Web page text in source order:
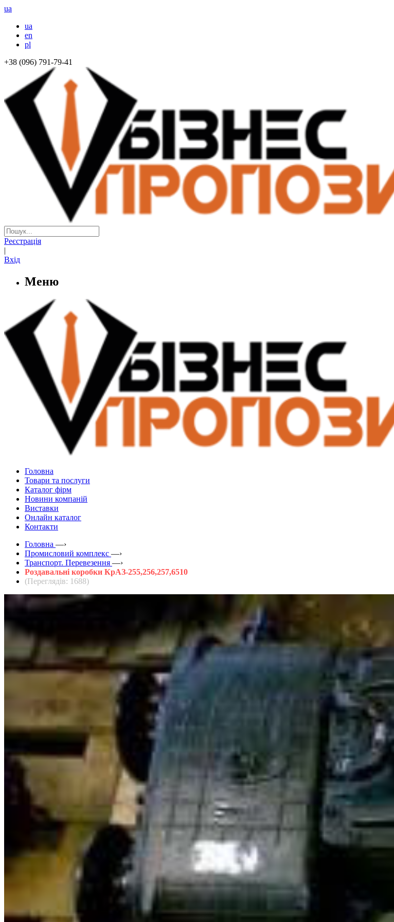
ua
ua
en
pl
+38 (096) 791-79-41
Реєстрація
|
Вхід
Меню
Головна
Товари та послуги
Каталог фірм
Новини компаній
Виставки
Онлайн каталог
Контакти
Головна —›
Промисловий комплекс —›
Транспорт. Перевезення —›
Роздавальні коробки КрАЗ-255,256,257,6510
(Переглядів: 1688)